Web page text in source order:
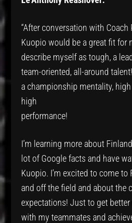
“After conversation with Coach
Kuopio would be a great fit for
describe myself as tough, a
team-oriented, all-around
a championship mentality,
high
I’m learning more about
lot of Google facts and have
Kuopio. I’m excited to come to
and off the field and about the
expectations! Just to get better
with my teammates and